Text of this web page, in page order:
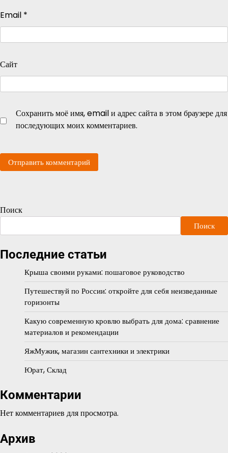
Email *
Сайт
Сохранить моё имя, email и адрес сайта в этом браузере для
последующих моих комментариев.
Поиск
Поиск
Последние статьи
Крыша своими руками: пошаговое руководство
Путешествуй по России: откройте для себя неизведанные
горизонты
Какую современную кровлю выбрать для дома: сравнение
материалов и рекомендации
ЯжМужик, магазин сантехники и электрики
Юрат, Склад
Комментарии
Нет комментариев для просмотра.
Архив